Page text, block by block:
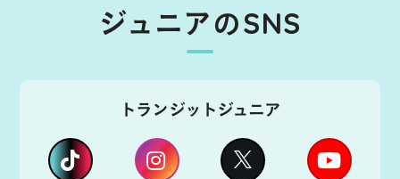
ジュニアのSNS
トランジットジュニア